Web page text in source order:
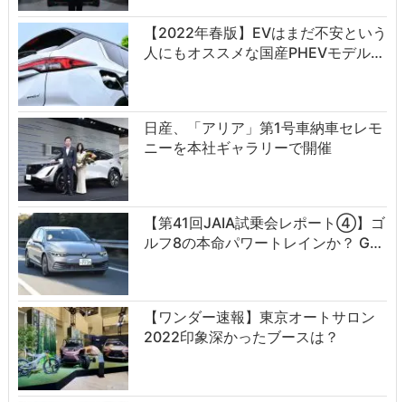
【2022年春版】EVはまだ不安という
人にもオススメな国産PHEVモデル…
日産、「アリア」第1号車納車セレモ
ニーを本社ギャラリーで開催
【第41回JAIA試乗会レポート④】ゴ
ルフ8の本命パワートレインか？ G…
【ワンダー速報】東京オートサロン
2022印象深かったブースは？